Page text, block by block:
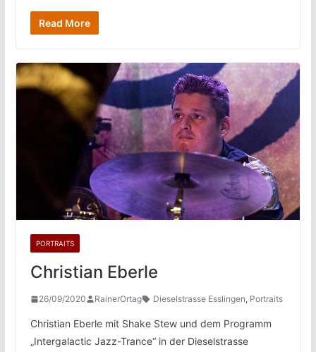
Read More
PORTRAITS
Christian Eberle
26/09/2020 RainerOrtag Dieselstrasse Esslingen, Portraits
Christian Eberle mit Shake Stew und dem Programm
„Intergalactic Jazz-Trance“ in der Dieselstrasse